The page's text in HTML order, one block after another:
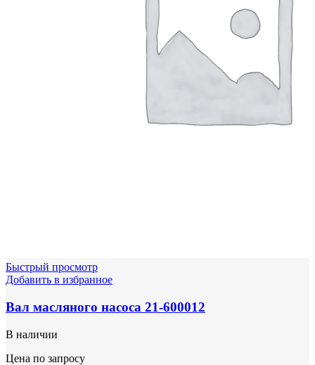
Быстрый просмотр
Добавить в избранное
Вал масляного насоса 21-600012
В наличии
Цена по запросу